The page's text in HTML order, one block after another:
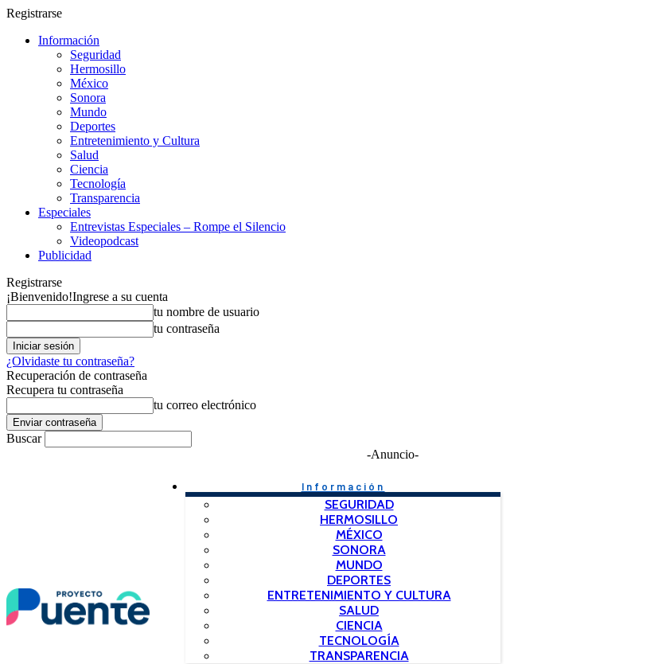
Registrarse
Información
Seguridad
Hermosillo
México
Sonora
Mundo
Deportes
Entretenimiento y Cultura
Salud
Ciencia
Tecnología
Transparencia
Especiales
Entrevistas Especiales – Rompe el Silencio
Videopodcast
Publicidad
Registrarse
¡Bienvenido!Ingrese a su cuenta
tu nombre de usuario
tu contraseña
¿Olvidaste tu contraseña?
Recuperación de contraseña
Recupera tu contraseña
tu correo electrónico
Buscar
-Anuncio-
Información
SEGURIDAD
HERMOSILLO
MÉXICO
SONORA
MUNDO
DEPORTES
ENTRETENIMIENTO Y CULTURA
SALUD
CIENCIA
TECNOLOGÍA
TRANSPARENCIA